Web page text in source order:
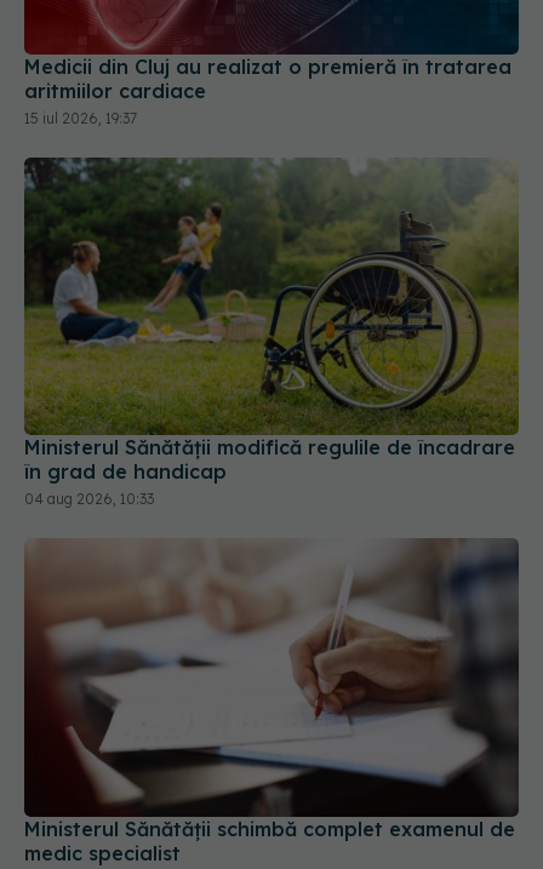
Medicii din Cluj au realizat o premieră în tratarea
aritmiilor cardiace
15 iul 2026, 19:37
Ministerul Sănătății modifică regulile de încadrare
în grad de handicap
04 aug 2026, 10:33
Ministerul Sănătății schimbă complet examenul de
medic specialist